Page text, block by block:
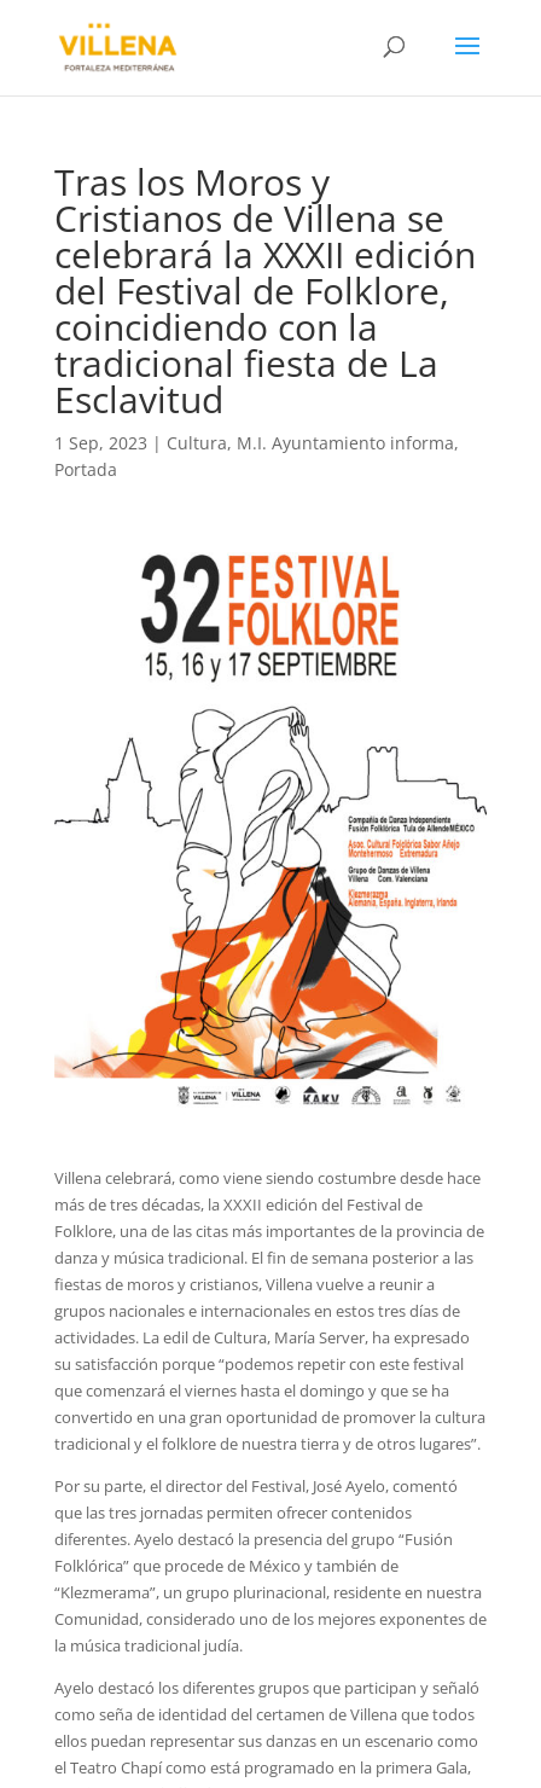
Tras los Moros y
Cristianos de Villena se
celebrará la XXXII edición
del Festival de Folklore,
coincidiendo con la
tradicional fiesta de La
Esclavitud
1 Sep, 2023 | Cultura, M.I. Ayuntamiento informa,
Portada
Villena celebrará, como viene siendo costumbre desde hace
más de tres décadas, la XXXII edición del Festival de
Folklore, una de las citas más importantes de la provincia de
danza y música tradicional. El fin de semana posterior a las
fiestas de moros y cristianos, Villena vuelve a reunir a
grupos nacionales e internacionales en estos tres días de
actividades. La edil de Cultura, María Server, ha expresado
su satisfacción porque “podemos repetir con este festival
que comenzará el viernes hasta el domingo y que se ha
convertido en una gran oportunidad de promover la cultura
tradicional y el folklore de nuestra tierra y de otros lugares”.
Por su parte, el director del Festival, José Ayelo, comentó
que las tres jornadas permiten ofrecer contenidos
diferentes. Ayelo destacó la presencia del grupo “Fusión
Folklórica” que procede de México y también de
“Klezmerama”, un grupo plurinacional, residente en nuestra
Comunidad, considerado uno de los mejores exponentes de
la música tradicional judía.
Ayelo destacó los diferentes grupos que participan y señaló
como seña de identidad del certamen de Villena que todos
ellos puedan representar sus danzas en un escenario como
el Teatro Chapí como está programado en la primera Gala,